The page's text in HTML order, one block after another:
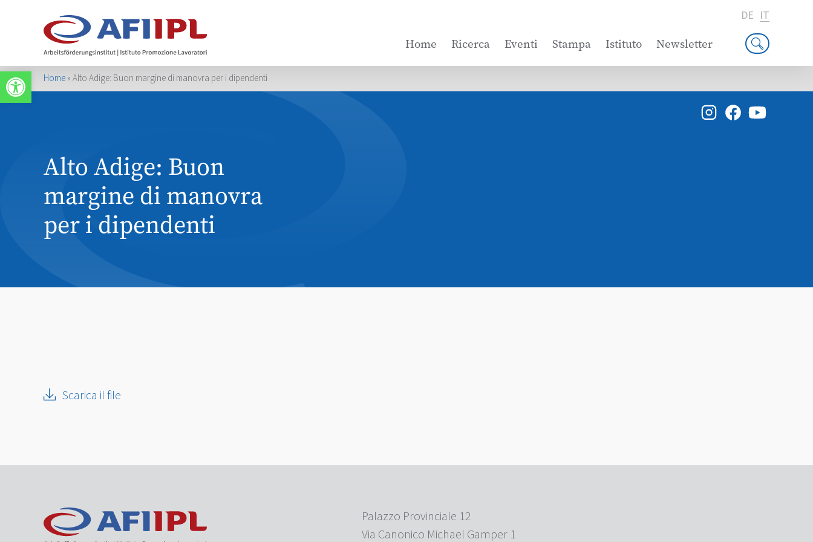
Apri la barra degli strumenti
Home Ricerca Eventi Stampa Istituto Newsletter
DE IT
Home»Alto Adige: Buon margine di manovra per i dipendenti
Alto Adige: Buon
margine di manovra
per i dipendenti
Scarica il file
Palazzo Provinciale 12
Via Canonico Michael Gamper 1